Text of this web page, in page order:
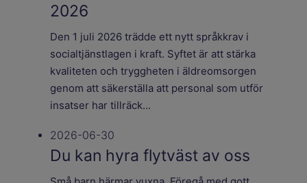
2026
Den 1 juli 2026 trädde ett nytt språkkrav i
socialtjänstlagen i kraft. Syftet är att stärka
kvaliteten och tryggheten i äldreomsorgen
genom att säkerställa att personal som utför
insatser har tillräck...
2026-06-30
Du kan hyra flytväst av oss